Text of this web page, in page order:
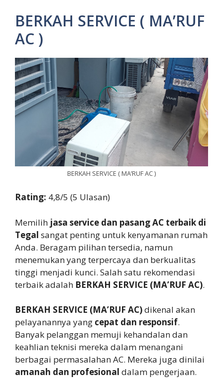
BERKAH SERVICE ( MA’RUF
AC )
BERKAH SERVICE ( MA’RUF AC )
Rating: 4,8/5 (5 Ulasan)
Memilih jasa service dan pasang AC terbaik di
Tegal sangat penting untuk kenyamanan rumah
Anda. Beragam pilihan tersedia, namun
menemukan yang terpercaya dan berkualitas
tinggi menjadi kunci. Salah satu rekomendasi
terbaik adalah BERKAH SERVICE (MA’RUF AC).
BERKAH SERVICE (MA’RUF AC)dikenal akan
pelayanannya yang cepat dan responsif.
Banyak pelanggan memuji kehandalan dan
keahlian teknisi mereka dalam menangani
berbagai permasalahan AC. Mereka juga dinilai
amanah dan profesional dalam pengerjaan.